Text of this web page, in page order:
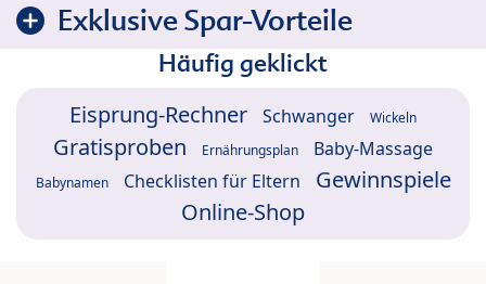
Exklusive Spar-Vorteile
Häufig geklickt
Eisprung-Rechner Schwanger Wickeln
Gratisproben Ernährungsplan Baby-Massage
Babynamen Checklisten für Eltern
Gewinnspiele
Online-Shop